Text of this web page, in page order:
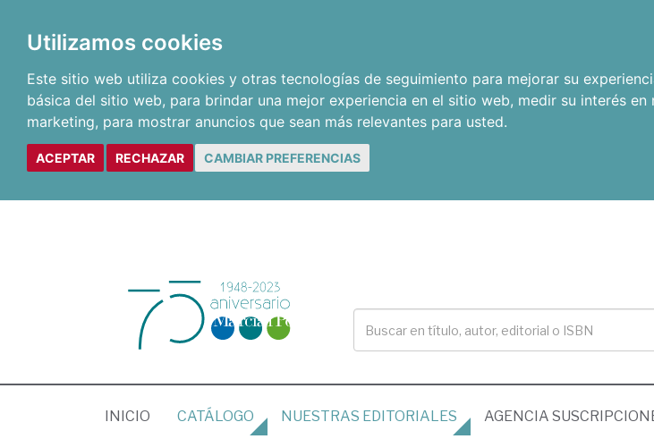
Utilizamos cookies
Este sitio web utiliza cookies y otras tecnologías de seguimiento para mejorar su
básica del sitio web, para brindar una mejor experiencia en el sitio web, medir su interés
marketing, para mostrar anuncios que sean más relevantes para usted.
ACEPTAR RECHAZAR CAMBIAR PREFERENCIAS
INICIO (CURRENT)
CATÁLOGO NUESTRAS EDITORIALES AGENCIA